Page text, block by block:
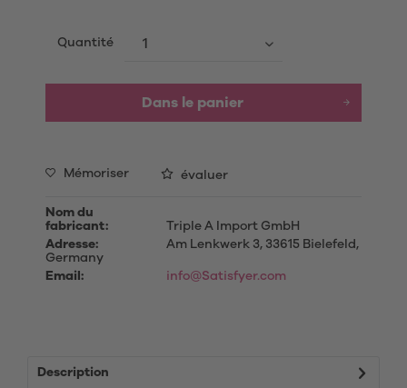
Quantité
Dans le panier
Mémoriser évaluer
Nom du
fabricant:
Triple A Import GmbH
Adresse:
Am Lenkwerk 3, 33615 Bielefeld,
Germany
Email:
info@Satisfyer.com
Description